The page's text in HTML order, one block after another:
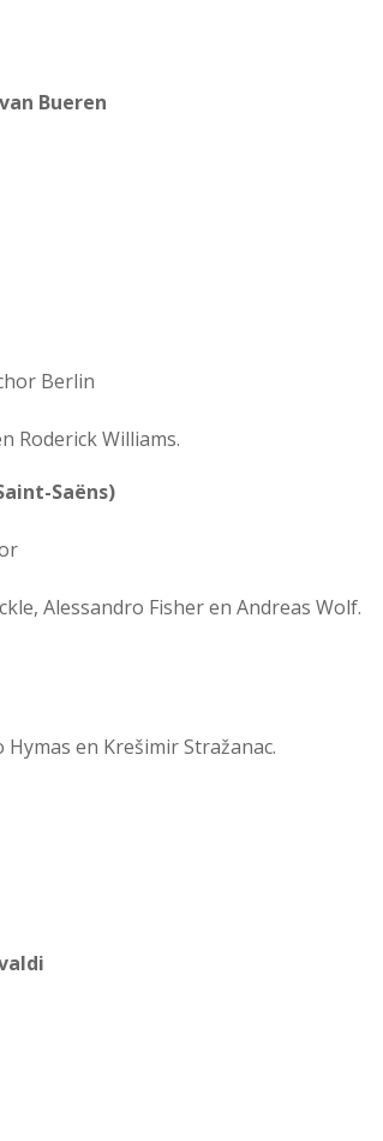
Bueren
Berlin
Roderick Williams.
Saëns)
Alessandro Fisher en Andreas Wolf.
en Krešimir Stražanac.